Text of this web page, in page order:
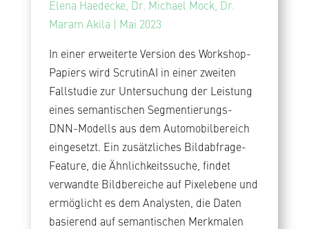
Elena Haedecke, Dr. Michael Mock, Dr.
Maram Akila | Mai 2023
In einer erweiterte Version des Workshop-
Papiers wird ScrutinAI in einer zweiten
Fallstudie zur Untersuchung der Leistung
eines semantischen Segmentierungs-
DNN-Modells aus dem Automobilbereich
eingesetzt. Ein zusätzliches Bildabfrage-
Feature, die Ähnlichkeitssuche, findet
verwandte Bildbereiche auf Pixelebene und
ermöglicht es dem Analysten, die Daten
basierend auf semantischen Merkmalen